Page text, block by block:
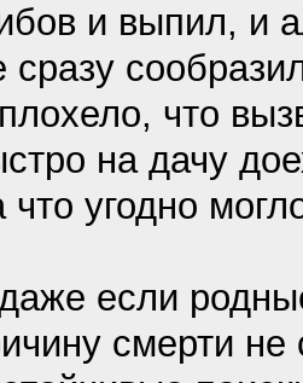
и выпил, и
сразу
что
на дачу
что угодно
если
смерти